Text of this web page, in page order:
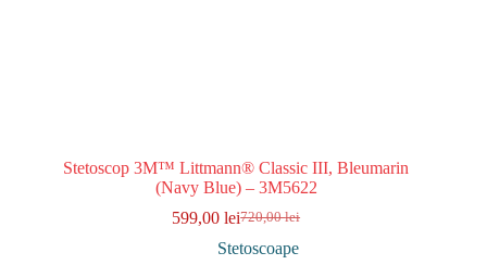
Stetoscop 3M™ Littmann® Classic III, Bleumarin
(Navy Blue) – 3M5622
720,00lei
Prețul
inițial
599,00leiPrețul
curent
Stetoscoape